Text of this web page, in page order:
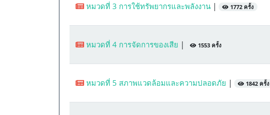
หมวดที่ 3 การใช้ทรัพยากรและพลังงาน | 1772 ครั้ง
หมวดที่ 4 การจัดการของเสีย | 1553 ครั้ง
หมวดที่ 5 สภาพแวดล้อมและความปลอดภัย | 1842 ครั้ง